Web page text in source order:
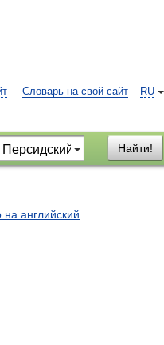
RU
Словарь на свой сайт
Найти!
на английский